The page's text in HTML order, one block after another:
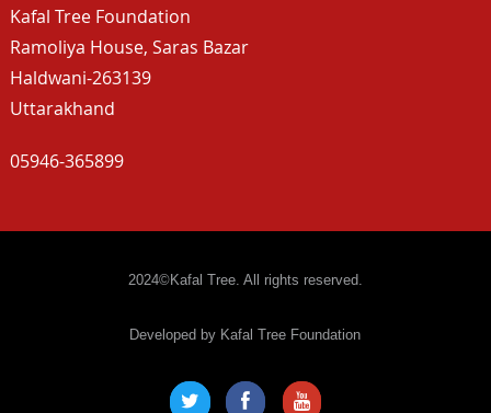
Kafal Tree Foundation
Ramoliya House, Saras Bazar
Haldwani-263139
Uttarakhand
05946-365899
2024©Kafal Tree. All rights reserved.
Developed by Kafal Tree Foundation